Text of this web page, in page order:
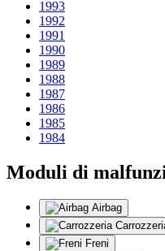
1993
1992
1991
1990
1989
1988
1987
1986
1985
1984
Moduli di
Airbag
Freni